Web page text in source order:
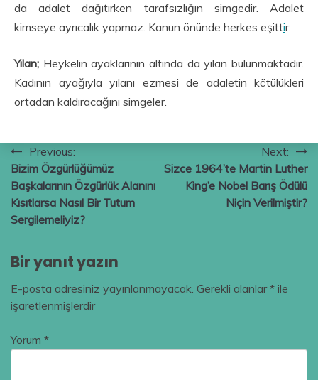
da adalet dağıtırken tarafsızlığın simgedir. Adalet
kimseye ayrıcalık yapmaz. Kanun önünde herkes eşittir.
Yılan; Heykelin ayaklarının altında da yılan bulunmaktadır.
Kadının ayağıyla yılanı ezmesi de adaletin kötülükleri
ortadan kaldıracağını simgeler.
Yazı
gezinmesi
Previous:
Bizim Özgürlüğümüz
Başkalarının Özgürlük Alanını
Kısıtlarsa Nasıl Bir Tutum
Sergilemeliyiz?
Next:
Sizce 1964’te Martin Luther
King’e Nobel Barış Ödülü
Niçin Verilmiştir?
Bir yanıt yazın
E-posta adresiniz yayınlanmayacak. Gerekli alanlar* ile
işaretlenmişlerdir
Yorum *